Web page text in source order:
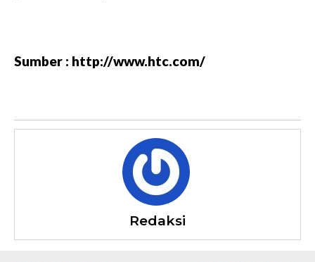
Sumber : http://www.htc.com/
Redaksi